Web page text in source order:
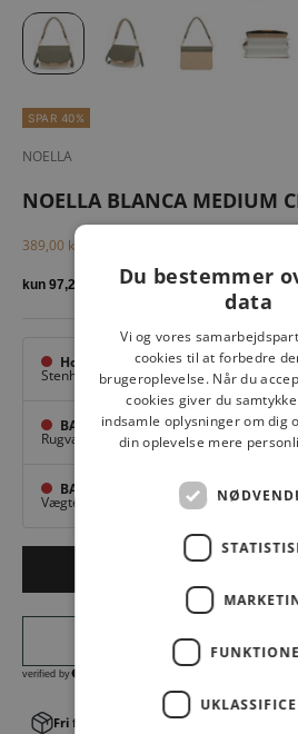
SPAR 40%
NOELLA
NOELLA BLANCA MEDIUM
Salgspris
389,00 kr
Hovedlager
Stenhuggervej 10,Odense M
BAGGI Tarup Center
Rugvang 36, Odense NV
BAGGI Nyborg
Vægtergade 1, Nyborg
Fri fragt v. køb over 499,00 kr.
Du bestemmer
data
Vi og vores
cookies til at forbedre
brugeroplevelse. Når du
cookies giver du
indsamle oplysninger om dig
din oplevelse mere